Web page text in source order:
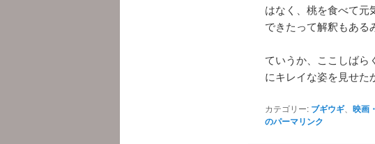
はなく、桃を食べて元
できたって解釈もある
ていうか、ここしばら
にキレイな姿を見せた
カテゴリー: ブギウギ、 映画
のパーマリンク